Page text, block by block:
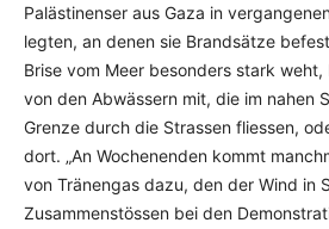
Palästinenser aus Gaza in
legten, an denen sie Brandsätze
Brise vom Meer besonders stark
von den Abwässern mit, die im nahen
Grenze durch die Strassen fliessen,
dort. „An Wochenenden kommt
von Tränengas dazu, den der Wind in
Zusammenstössen bei den